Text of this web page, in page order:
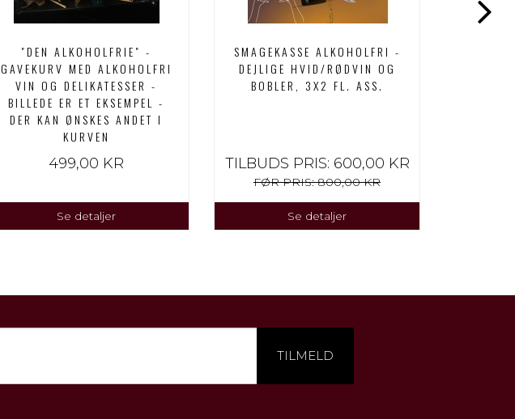
"DEN ALKOHOLFRIE" -
GAVEKURV MED ALKOHOLFRI
VIN OG DELIKATESSER -
BILLEDE ER ET EKSEMPEL -
DER KAN ØNSKES ANDET I
KURVEN
499,00 KR
Se detaljer
SMAGEKASSE ALKOHOLFRI -
DEJLIGE HVID/RØDVIN OG
BOBLER, 3X2 FL. ASS.
TILBUDS PRIS: 600,00 KR
FØR PRIS: 800,00 KR
Se detaljer
TILMELD